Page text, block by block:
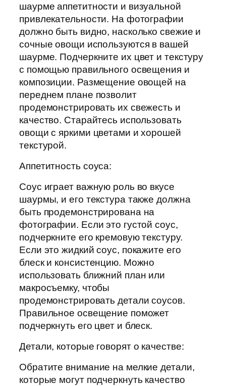
шаурме аппетитности и визуальной
привлекательности. На фотографии
должно быть видно, насколько свежие и
сочные овощи используются в вашей
шаурме. Подчеркните их цвет и текстуру
с помощью правильного освещения и
композиции. Размещение овощей на
переднем плане позволит
продемонстрировать их свежесть и
качество. Старайтесь использовать
овощи с яркими цветами и хорошей
текстурой.
Аппетитность соуса:
Соус играет важную роль во вкусе
шаурмы, и его текстура также должна
быть продемонстрирована на
фотографии. Если это густой соус,
подчеркните его кремовую текстуру.
Если это жидкий соус, покажите его
блеск и консистенцию. Можно
использовать ближний план или
макросъемку, чтобы
продемонстрировать детали соусов.
Правильное освещение поможет
подчеркнуть его цвет и блеск.
Детали, которые говорят о качестве:
Обратите внимание на мелкие детали,
которые могут подчеркнуть качество